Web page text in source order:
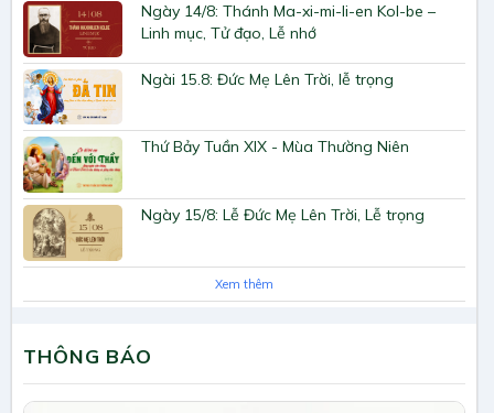
Ngày 14/8: Thánh Ma-xi-mi-li-en Kol-be –
Linh mục, Tử đạo, Lễ nhớ
Ngài 15.8: Đức Mẹ Lên Trời, lễ trọng
Thứ Bảy Tuần XIX - Mùa Thường Niên
Ngày 15/8: Lễ Đức Mẹ Lên Trời, Lễ trọng
Xem thêm
THÔNG BÁO